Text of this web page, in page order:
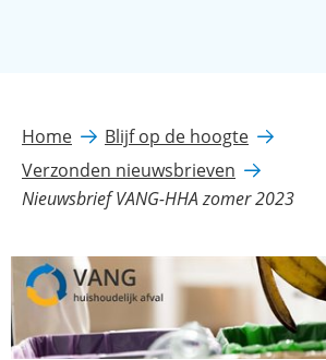
Home
Blijf op de hoogte
Verzonden nieuwsbrieven
Nieuwsbrief VANG-HHA zomer 2023